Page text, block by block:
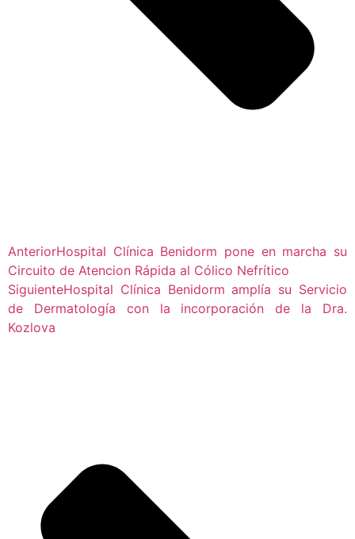
AnteriorHospital Clínica Benidorm pone en marcha su
Circuito de Atencion Rápida al Cólico Nefrítico
SiguienteHospital Clínica Benidorm amplía su Servicio
de Dermatología con la incorporación de la Dra.
Kozlova